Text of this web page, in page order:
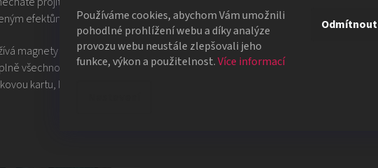
Používáme cookies, abychom Vám umožnili
pohodlné prohlížení webu a díky analýze
provozu webu neustále zlepšovali jeho
funkce, výkon a použitelnost.Více informací
Odmítnout
efektům. Ideální otvírák pro karetní kouzla.
magnety ani elastické nitě
všechno
kartu, krabičku a instruktážní video.